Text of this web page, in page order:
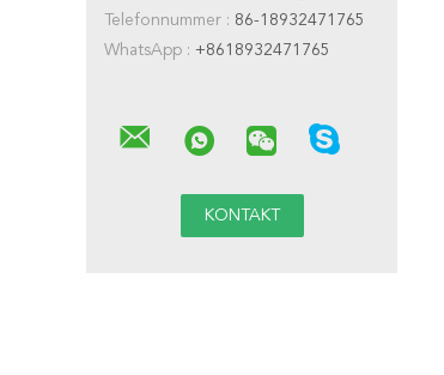
Telefonnummer : 86-18932471765
WhatsApp : +8618932471765